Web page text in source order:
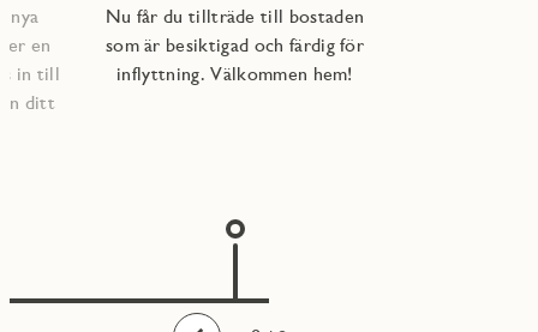
nya
en
in till
ditt
Nu får du tillträde till bostaden
som är besiktigad och färdig för
inflyttning. Välkommen hem!